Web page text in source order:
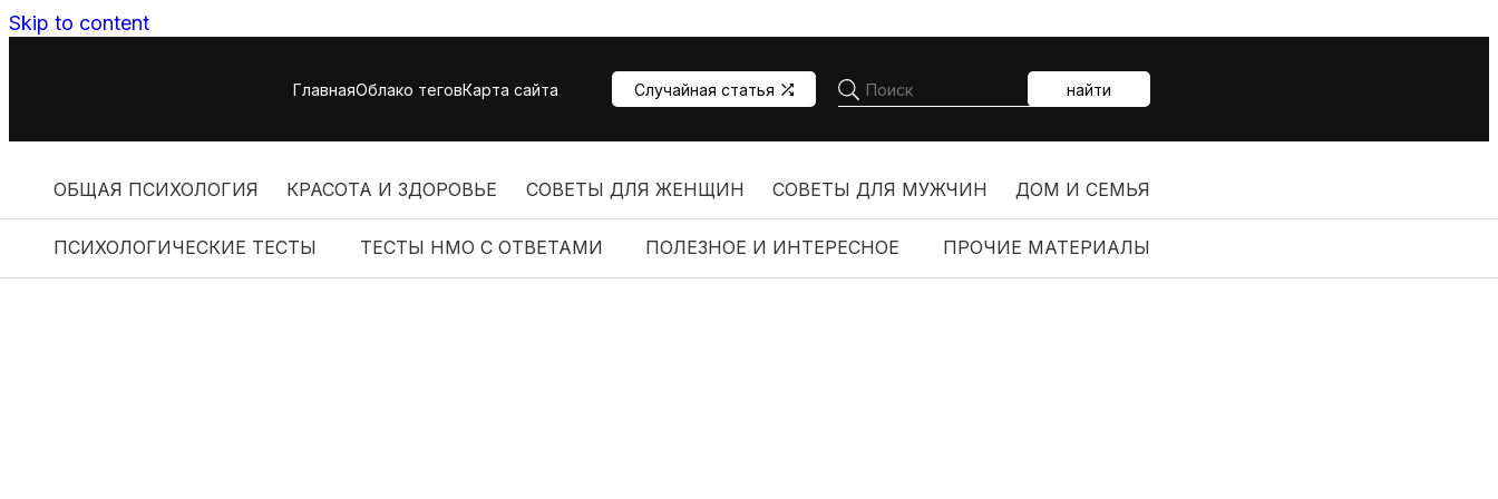
Skip to content
ГлавнаяОблако теговКарта сайта Случайная статья найти
ОБЩАЯ ПСИХОЛОГИЯ КРАСОТА И ЗДОРОВЬЕ СОВЕТЫ ДЛЯ ЖЕНЩИН СОВЕТЫ ДЛЯ МУЖЧИН ДОМ И СЕМЬЯ
ПСИХОЛОГИЧЕСКИЕ ТЕСТЫ ТЕСТЫ НМО С ОТВЕТАМИ ПОЛЕЗНОЕ И ИНТЕРЕСНОЕ ПРОЧИЕ МАТЕРИАЛЫ